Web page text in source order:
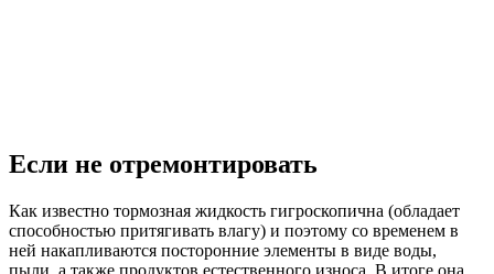
Если не отремонтировать
Как известно тормозная жидкость гигроскопична (обладает
способностью притягивать влагу) и поэтому со временем в
ней накапливаются посторонние элементы в виде воды,